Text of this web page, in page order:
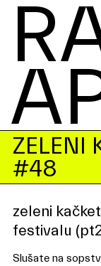
ZELENI
#48
zeleni
festivalu
Slušate na